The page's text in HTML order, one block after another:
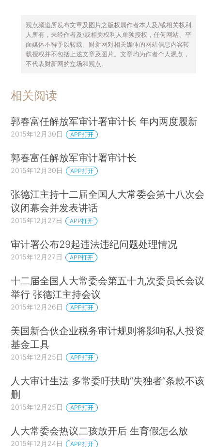
观点频道所发布文章及图片之版权属作者本人及/或相关权利
人所有，未经作者及/或相关权利人单独授权，任何网站、平
面媒体不得予以转载。财新网对相关媒体的网站信息内容转
载授权并不包括上述文章及图片。文章均为作者个人观点，
不代表财新网的立场和观点。
相关阅读
郭春富任解放军审计署审计长 年内两度履新
2015年12月30日 APP打开
郭春富任解放军审计署审计长
2015年12月30日 APP打开
张德江主持十二届全国人大常委会第十八次会
议闭幕会并发表讲话
2015年12月27日 APP打开
审计署公布29起违法违纪问题处理情况
2015年12月27日 APP打开
十二届全国人大常委会第五十九次委员长会议
举行 张德江主持会议
2015年12月26日 APP打开
美国新合伙企业税务审计规则将影响私人投资
基金工具
2015年12月25日 APP打开
人大审计生法 多常委吁扶助“失独者”条款不该
删
2015年12月25日 APP打开
人大常委会热议二孩放开后 生育假怎么放
2015年12月24日 APP打开